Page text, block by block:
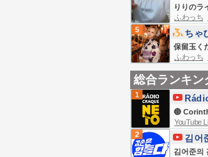
りりのラ
ふわっち
5
保留玉く
ちゃ
ふわっち
総合ランキン
1
🔴
VIVO |
Craque
YouTube
2
김어준의
김어
다 뉴